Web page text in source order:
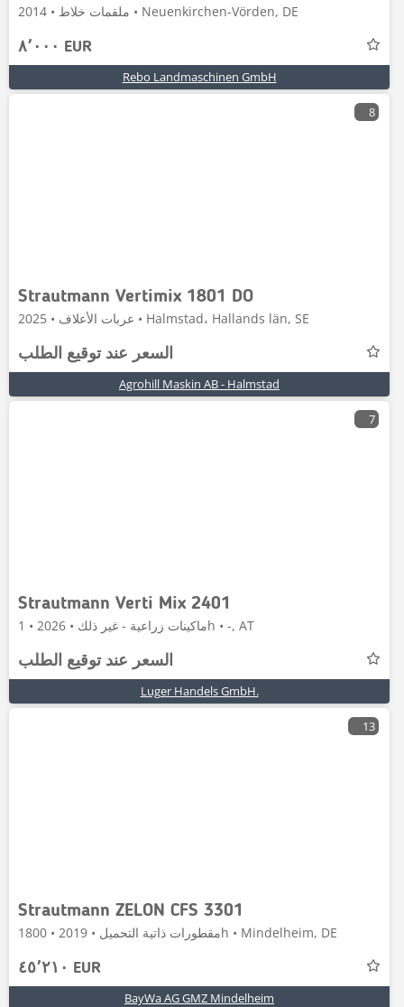
ملقمات خلاط • 2014 • Neuenkirchen-Vörden, DE
٨٬٠٠٠ EUR
Rebo Landmaschinen GmbH
8
Strautmann Vertimix 1801 DO
عربات الأعلاف • 2025 • Halmstad، Hallands län, SE
السعر عند توقيع الطلب
Agrohill Maskin AB - Halmstad
7
Strautmann Verti Mix 2401
ماكينات زراعية - غير ذلك • 2026 • 1h • -, AT
السعر عند توقيع الطلب
Luger Handels GmbH.
13
Strautmann ZELON CFS 3301
مقطورات ذاتية التحميل • 2019 • 1800h • Mindelheim, DE
٤٥٬٢١٠ EUR
BayWa AG GMZ Mindelheim